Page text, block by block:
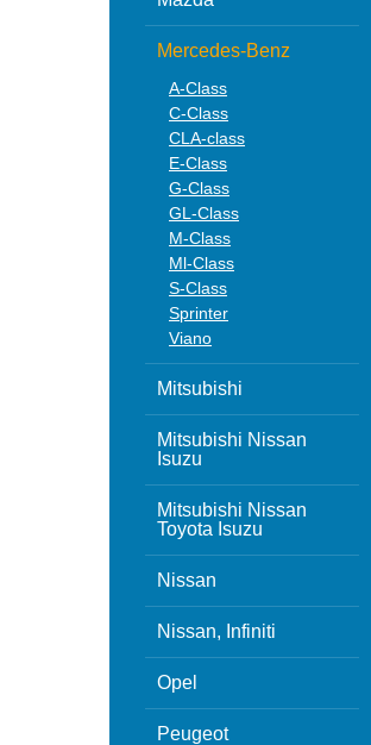
Mercedes-Benz
A-Class
C-Class
CLA-class
E-Class
G-Class
GL-Class
M-Class
Ml-Class
S-Class
Sprinter
Viano
Mitsubishi
Mitsubishi Nissan
Isuzu
Mitsubishi Nissan
Toyota Isuzu
Nissan
Nissan, Infiniti
Opel
Peugeot